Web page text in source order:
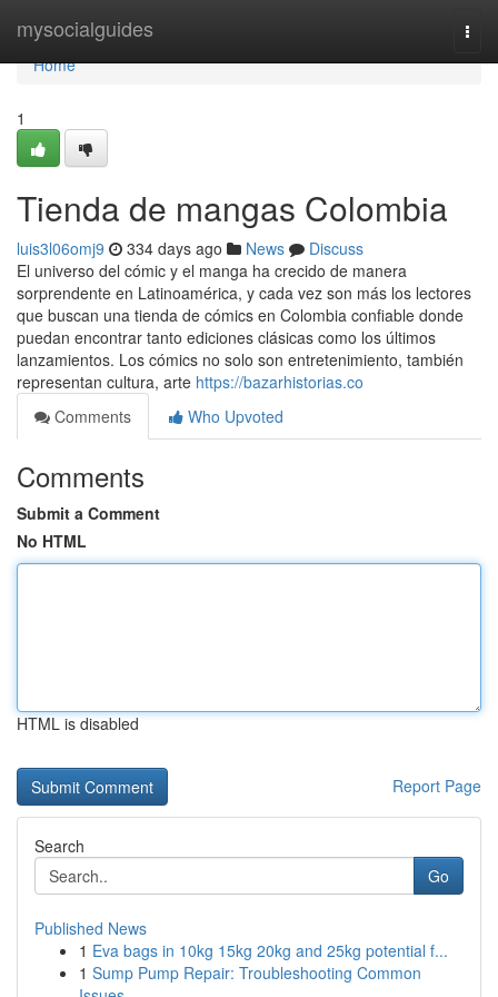
mysocialguides
Home
Home
1
Tienda de mangas Colombia
luis3l06omj9 334 days ago News
Discuss
El universo del cómic y el manga ha crecido de manera
sorprendente en Latinoamérica, y cada vez son más los lectores
que buscan una tienda de cómics en Colombia confiable donde
puedan encontrar tanto ediciones clásicas como los últimos
lanzamientos. Los cómics no solo son entretenimiento, también
representan cultura, arte https://bazarhistorias.co
Comments
Who Upvoted
Comments
Submit a Comment
No HTML
HTML is disabled
Report Page
Search
Go
Published News
1 Eva bags in 10kg 15kg 20kg and 25kg potential f...
1 Sump Pump Repair: Troubleshooting Common